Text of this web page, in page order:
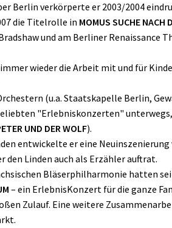
Berlin verkörperte er 2003/2004
die Titelrolle in MOMUS SUCHE NACH
und am Berliner Renaissance
wieder die Arbeit mit und für
(u.a. Staatskapelle Berlin,
"Erlebniskonzerten"
UND DER WOLF).
entwickelte er eine Neuinszenierung
Linden auch als Erzähler auftrat.
Bläserphilharmonie hatten
– ein ErlebnisKonzert für die ganze
Zulauf. Eine weitere